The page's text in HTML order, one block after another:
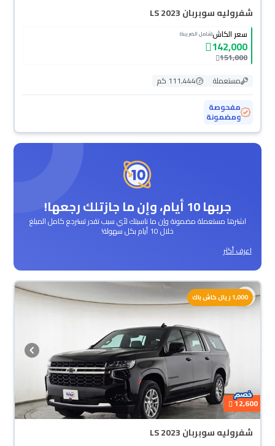
شفروليه سوبربان LS 2023
سعر الكاش(شامل الضريبة)
142,000
151,000
مستعملة
111,444 كم
مفحوصة
ومضمونة
جربها 10 أيام، وإن ما جازتلك رجعها!
اشترها مستعملة مضمونة وإن ما ناسبتك لأي سبب تقدر تسترجع كامل المبلغ
خلال 10 أيام بكل سهولة!
اعرف أكثر
1,000 ريال كاش باك
محجوزة
12,600
شفروليه سوبربان LS 2023